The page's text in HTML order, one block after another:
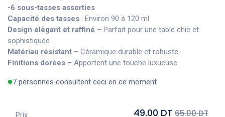
-6 sous-tasses assorties
Capacité des tasses : Environ 90 à 120 ml
Design élégant et raffiné – Parfait pour une table chic et
sophistiquée
Matériau résistant – Céramique durable et robuste
Finitions dorées – Apportent une touche luxueuse
7 personnes consultent ceci en ce moment
Prix 49.00 DT 65.00 DT